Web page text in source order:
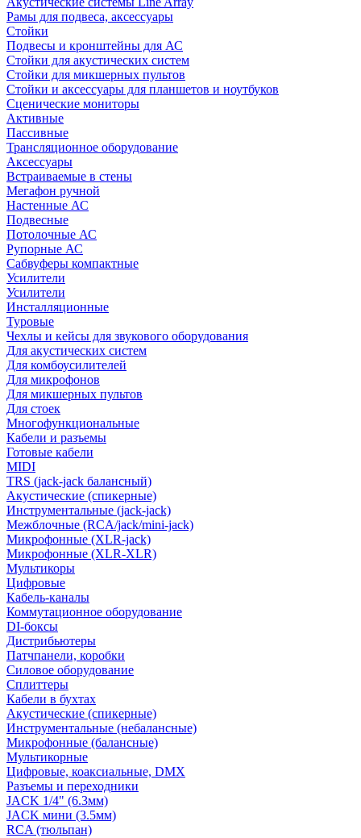
Рамы для подвеса, аксессуары
Стойки
Подвесы и кронштейны для АС
Стойки для акустических систем
Стойки для микшерных пультов
Стойки и аксессуары для планшетов и ноутбуков
Сценические мониторы
Активные
Пассивные
Трансляционное оборудование
Аксессуары
Встраиваемые в стены
Мегафон ручной
Настенные АС
Подвесные
Потолочные АС
Рупорные АС
Сабвуферы компактные
Усилители
Усилители
Инсталляционные
Туровые
Чехлы и кейсы для звукового оборудования
Для акустических систем
Для комбоусилителей
Для микрофонов
Для микшерных пультов
Для стоек
Многофункциональные
Кабели и разъемы
Готовые кабели
MIDI
TRS (jack-jack балансный)
Акустические (спикерные)
Инструментальные (jack-jack)
Межблочные (RCA/jack/mini-jack)
Микрофонные (XLR-jack)
Микрофонные (XLR-XLR)
Мультикоры
Цифровые
Кабель-каналы
Коммутационное оборудование
DI-боксы
Дистрибьютеры
Патчпанели, коробки
Силовое оборудование
Сплиттеры
Кабели в бухтах
Акустические (спикерные)
Инструментальные (небалансные)
Микрофонные (балансные)
Мультикорные
Цифровые, коаксиальные, DMX
Разъемы и переходники
JACK 1/4" (6.3мм)
JACK мини (3.5мм)
RCA (тюльпан)